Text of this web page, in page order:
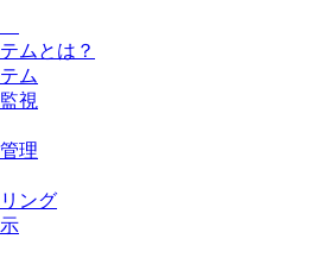
ムとは？
ム
視
理
ング